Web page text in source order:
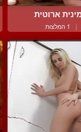
ארוטית
| 1 המלצות